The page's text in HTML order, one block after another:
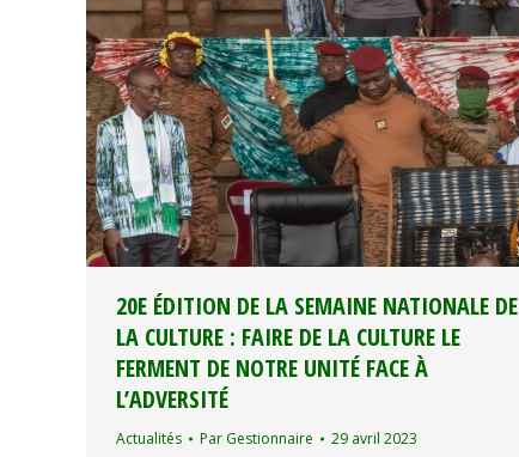
20E ÉDITION DE LA SEMAINE NATIONALE DE
LA CULTURE : FAIRE DE LA CULTURE LE
FERMENT DE NOTRE UNITÉ FACE À
L’ADVERSITÉ
Actualités Par Gestionnaire 29 avril 2023